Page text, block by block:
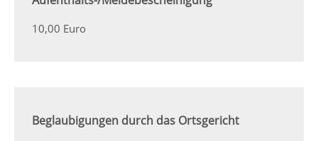
10,00 Euro
Beglaubigungen durch das Ortsgericht